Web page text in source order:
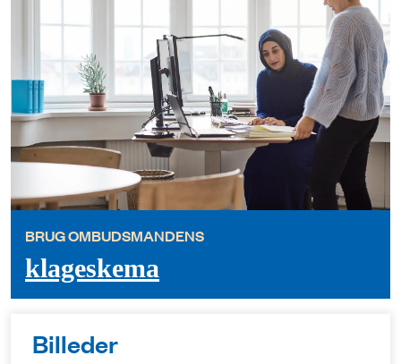
BRUG OMBUDSMANDENS
klageskema
Billeder